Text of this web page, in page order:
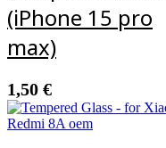
(iPhone 15 pro
max)
1,50 €